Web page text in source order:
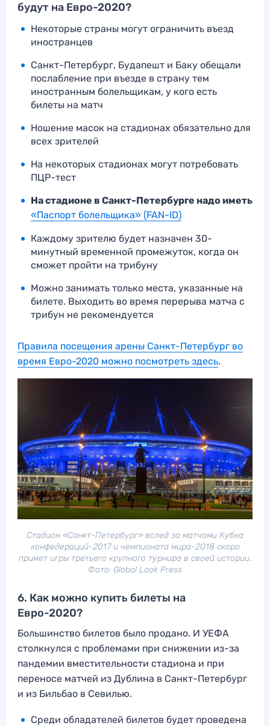
будут на Евро-2020?
Некоторые страны могут ограничить въезд
иностранцев
Санкт-Петербург, Будапешт и Баку обещали
послабление при въезде в страну тем
иностранным болельщикам, у кого есть
билеты на матч
Ношение масок на стадионах обязательно для
всех зрителей
На некоторых стадионах могут потребовать
ПЦР-тест
На стадионе в Санкт-Петербурге надо иметь
«Паспорт болельщика» (FAN-ID)
Каждому зрителю будет назначен 30-
минутный временной промежуток, когда он
сможет пройти на трибуну
Можно занимать только места, указанные на
билете. Выходить во время перерыва матча с
трибун не рекомендуется
Правила посещения арены Санкт-Петербург во
время Евро-2020 можно посмотреть здесь.
Стадион «Санкт-Петербург» вслед за матчами Кубка
конфедераций-2017 и чемпионата мира-2018 скоро
примет игры третьего крупного турнира в своей истории.
Фото: Global Look Press
6. Как можно купить билеты на
Евро-2020?
Большинство билетов было продано. И УЕФА
столкнулся с проблемами при снижении из-за
пандемии вместительности стадиона и при
переносе матчей из Дублина в Санкт-Петербург
и из Бильбао в Севилью.
Среди обладателей билетов будет проведена